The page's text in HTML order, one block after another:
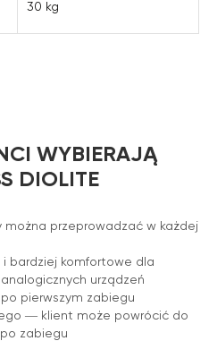
30 kg
WYBIERAJĄ
DIOLITE
można przeprowadzać w każdej
i bardziej komfortowe dla
urządzeń
pierwszym zabiegu
― klient może powrócić do
zabiegu